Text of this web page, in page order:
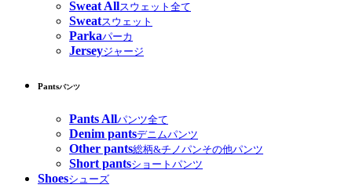
Sweat Allスウェット全て
Sweatスウェット
Parkaパーカ
Jerseyジャージ
Pantsパンツ
Pants Allパンツ全て
Denim pantsデニムパンツ
Other pants総柄&チノパンその他パンツ
Short pantsショートパンツ
Shoesシューズ